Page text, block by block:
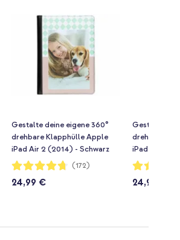
Gestalte deine eigene 360°
drehbare Klapphülle Apple
iPad Air 2 (2014) - Schwarz
Bewertung:
94%
(172)
24,99 €
Gestalte
drehbare
iPad 6
(2017) 9.7
Bewertung:
94%
24,99 €